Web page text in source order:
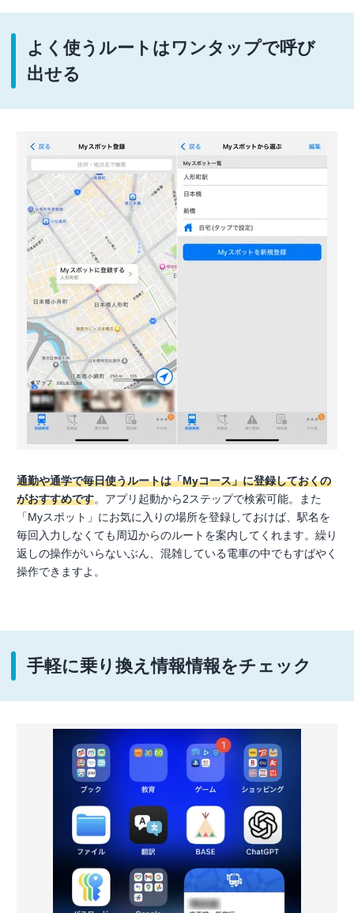
よく使うルートはワンタップで呼び
出せる
通勤や通学で毎日使うルートは「Myコース」に登録しておくの
がおすすめです。アプリ起動から2ステップで検索可能。また
「Myスポット」にお気に入りの場所を登録しておけば、駅名を
毎回入力しなくても周辺からのルートを案内してくれます。繰り
返しの操作がいらないぶん、混雑している電車の中でもすばやく
操作できますよ。
手軽に乗り換え情報情報をチェック